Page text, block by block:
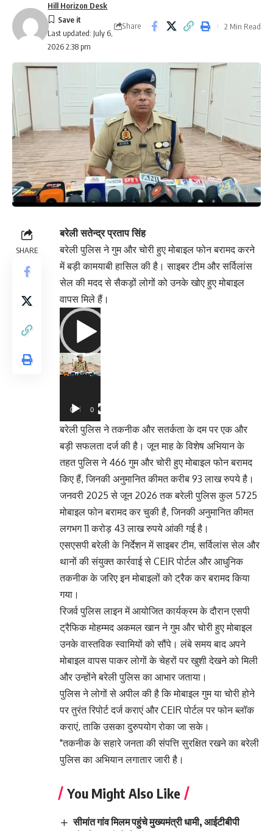
Last updated: July 6,
2026 2:38 pm
Hill Horizon Desk
Share 2 Min Read
SHARE
बरेली सतेन्द्र प्रताप सिंह
बरेली पुलिस ने गुम और चोरी हुए मोबाइल फोन बरामद करने
में बड़ी कामयाबी हासिल की है। साइबर टीम और सर्विलांस
सेल की मदद से सैकड़ों लोगों को उनके खोए हुए मोबाइल
वापस मिले हैं।
Video
Player
00:00 02:11
बरेली पुलिस ने तकनीक और सतर्कता के दम पर एक और
बड़ी सफलता दर्ज की है। जून माह के विशेष अभियान के
तहत पुलिस ने 466 गुम और चोरी हुए मोबाइल फोन बरामद
किए हैं, जिनकी अनुमानित कीमत करीब 93 लाख रुपये है।
जनवरी 2025 से जून 2026 तक बरेली पुलिस कुल 5725
मोबाइल फोन बरामद कर चुकी है, जिनकी अनुमानित कीमत
लगभग 11 करोड़ 43 लाख रुपये आंकी गई है।
एसएसपी बरेली के निर्देशन में साइबर टीम, सर्विलांस सेल और
थानों की संयुक्त कार्रवाई से CEIR पोर्टल और आधुनिक
तकनीक के जरिए इन मोबाइलों को ट्रैक कर बरामद किया
गया।
रिजर्व पुलिस लाइन में आयोजित कार्यक्रम के दौरान एसपी
ट्रैफिक मोहम्मद अकमल खान ने गुम और चोरी हुए मोबाइल
उनके वास्तविक स्वामियों को सौंपे। लंबे समय बाद अपने
मोबाइल वापस पाकर लोगों के चेहरों पर खुशी देखने को मिली
और उन्होंने बरेली पुलिस का आभार जताया।
पुलिस ने लोगों से अपील की है कि मोबाइल गुम या चोरी होने
पर तुरंत रिपोर्ट दर्ज कराएं और CEIR पोर्टल पर फोन ब्लॉक
कराएं, ताकि उसका दुरुपयोग रोका जा सके।
"तकनीक के सहारे जनता की संपत्ति सुरक्षित रखने का बरेली
पुलिस का अभियान लगातार जारी है।
You Might Also Like
सीमांत गांव मिलम पहुंचे मुख्यमंत्री धामी, आईटीबीपी